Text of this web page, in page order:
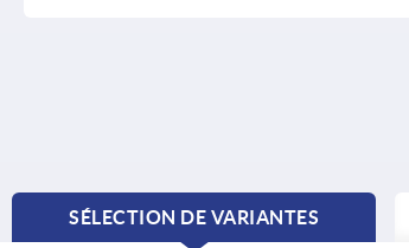
SÉLECTION DE VARIANTES
CURRENT